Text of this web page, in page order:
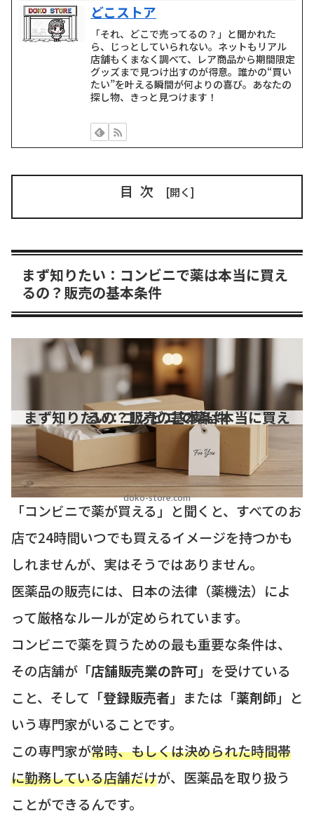
どこストア
「それ、どこで売ってるの？」と聞かれた
ら、じっとしていられない。ネットもリアル
店舗もくまなく調べて、レア商品から期間限定
グッズまで見つけ出すのが得意。誰かの“買い
たい”を叶える瞬間が何よりの喜び。あなたの
探し物、きっと見つけます！
目次
まず知りたい：コンビニで薬は本当に買え
るの？販売の基本条件
doko-store.com
まず知りたい：コンビニで薬は本当に買えるの？販売の基本条件
「コンビニで薬が買える」と聞くと、すべてのお
店で24時間いつでも買えるイメージを持つかも
しれませんが、実はそうではありません。
医薬品の販売には、日本の法律（薬機法）によ
って厳格なルールが定められています。
コンビニで薬を買うための最も重要な条件は、
その店舗が「店舗販売業の許可」を受けている
こと、そして「登録販売者 」または「薬剤師 」と
いう専門家がいることです。
この専門家が常時、もしくは決められた時間帯
に勤務している店舗だけが、医薬品を取り扱う
ことができるんです。